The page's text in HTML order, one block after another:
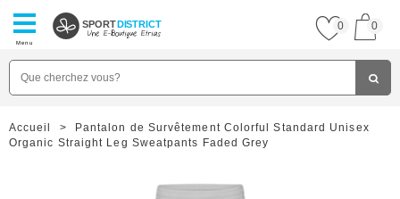
Menu
SPORTDISTRICT 0 0
Accueil >
Pantalon de Survêtement Colorful Standard Unisex
Organic Straight Leg Sweatpants Faded Grey